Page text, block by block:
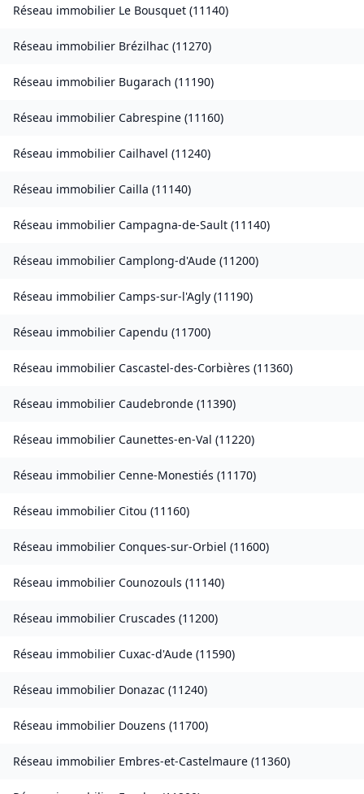
Réseau immobilier Le Bousquet (11140)
Réseau immobilier Brézilhac (11270)
Réseau immobilier Bugarach (11190)
Réseau immobilier Cabrespine (11160)
Réseau immobilier Cailhavel (11240)
Réseau immobilier Cailla (11140)
Réseau immobilier Campagna-de-Sault (11140)
Réseau immobilier Camplong-d'Aude (11200)
Réseau immobilier Camps-sur-l'Agly (11190)
Réseau immobilier Capendu (11700)
Réseau immobilier Cascastel-des-Corbières (11360)
Réseau immobilier Caudebronde (11390)
Réseau immobilier Caunettes-en-Val (11220)
Réseau immobilier Cenne-Monestiés (11170)
Réseau immobilier Citou (11160)
Réseau immobilier Conques-sur-Orbiel (11600)
Réseau immobilier Counozouls (11140)
Réseau immobilier Cruscades (11200)
Réseau immobilier Cuxac-d'Aude (11590)
Réseau immobilier Donazac (11240)
Réseau immobilier Douzens (11700)
Réseau immobilier Embres-et-Castelmaure (11360)